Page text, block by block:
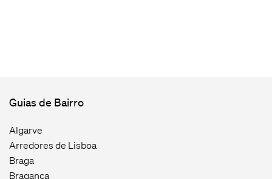
Guias de Bairro
Algarve
Arredores de Lisboa
Braga
Bragança